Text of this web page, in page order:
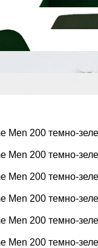
Men 200 темно-
Men 200 темно-
Men 200 темно-
Men 200 темно-
Men 200 темно-
Men 200 темно-